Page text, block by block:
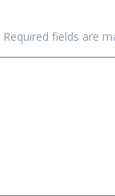
Required fields are